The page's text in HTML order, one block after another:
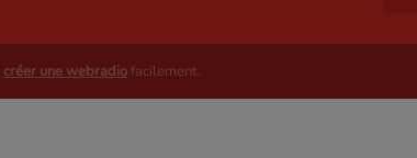
créer une webradio facilement.